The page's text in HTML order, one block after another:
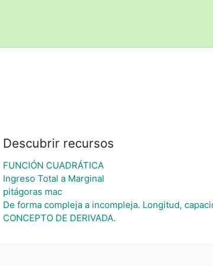
Descubrir recursos
FUNCIÓN CUADRÁTICA
Ingreso Total a Marginal
pitágoras mac
De forma compleja a incompleja. Longitud,
CONCEPTO DE DERIVADA.